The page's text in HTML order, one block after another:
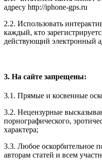
адресу http://iphone-gps.ru
2.2. Использовать
каждый, кто
действующий электронный
3. На сайте запрещены:
3.1. Прямые и косвенные
3.2. Нецензурные
порнографического,
характера;
3.3. Любое оскорбительное
авторам статей и всем